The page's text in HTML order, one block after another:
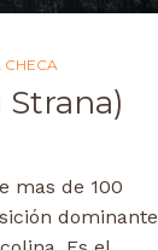
CHECA
mas de 100
dominante